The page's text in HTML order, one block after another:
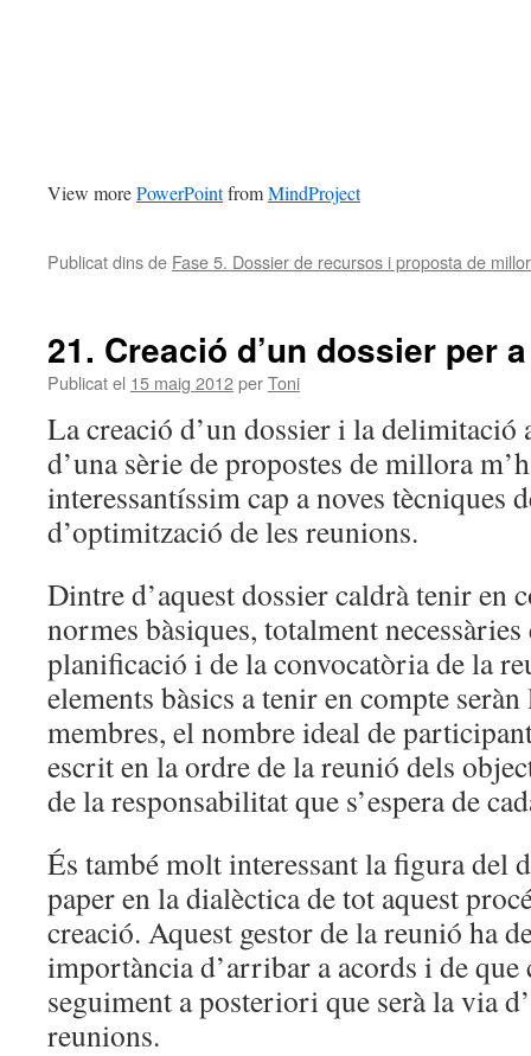
View morePowerPointfromMindProject
Publicat dins de Fase 5. Dossier de recursos i proposta de
21. Creació d’un dossier per
Publicat el 15 maig 2012perToni
La creació d’un dossier i la delimitació
d’una sèrie de propostes de millora
interessantíssim cap a noves tècniques
d’optimització de les reunions.
Dintre d’aquest dossier caldrà tenir en
normes bàsiques, totalment
planificació i de la convocatòria de la
elements bàsics a tenir en compte
membres, el nombre ideal de
escrit en la ordre de la reunió dels
de la responsabilitat que s’espera de
És també molt interessant la figura del
paper en la dialèctica de tot aquest
creació. Aquest gestor de la reunió ha
importància d’arribar a acords i de que
seguiment a posteriori que serà la via
reunions.